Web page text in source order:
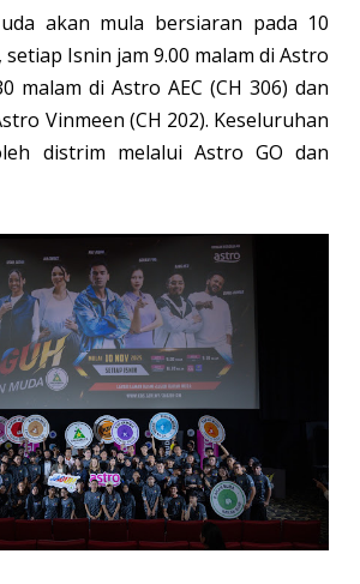
akan mula bersiaran pada 10
Isnin jam 9.00 malam di Astro
malam di Astro AEC (CH 306) dan
Vinmeen (CH 202). Keseluruhan
distrim melalui Astro GO dan